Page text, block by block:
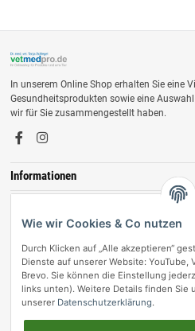
In unserem Online Shop erhalten Sie eine
Gesundheitsprodukten sowie eine
wir für Sie zusammengestellt haben.
Informationen
Wie wir Cookies & Co nutzen
Durch Klicken auf „Alle akzeptieren“
Dienste auf unserer Website: YouTube,
Brevo. Sie können die Einstellung
links unten). Weitere Details finden Sie
unserer Datenschutzerklärung.